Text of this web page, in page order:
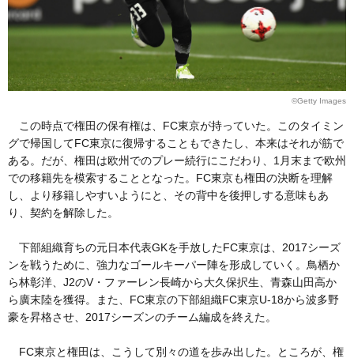
©Getty Images
この時点で権田の保有権は、FC東京が持っていた。このタイミン
グで帰国してFC東京に復帰することもできたし、本来はそれが筋で
ある。だが、権田は欧州でのプレー続行にこだわり、1月末まで欧州
での移籍先を模索することとなった。FC東京も権田の決断を理解
し、より移籍しやすいようにと、その背中を後押しする意味もあ
り、契約を解除した。
下部組織育ちの元日本代表GKを手放したFC東京は、2017シーズ
ンを戦うために、強力なゴールキーパー陣を形成していく。鳥栖か
ら林彰洋、J2のV・ファーレン長崎から大久保択生、青森山田高か
ら廣末陸を獲得。また、FC東京の下部組織FC東京U-18から波多野
豪を昇格させ、2017シーズンのチーム編成を終えた。
FC東京と権田は、こうして別々の道を歩み出した。ところが、権